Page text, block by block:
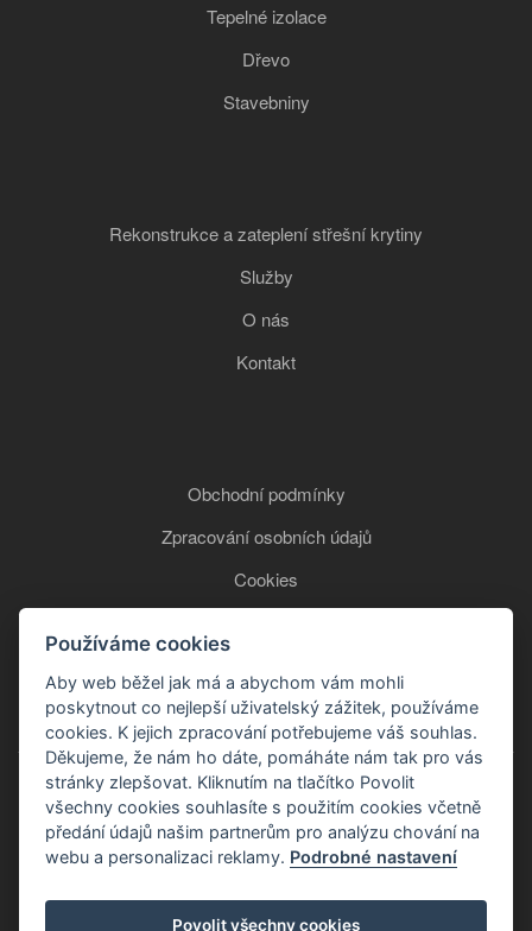
Tepelné izolace
Dřevo
Stavebniny
Rekonstrukce a zateplení střešní krytiny
Služby
O nás
Kontakt
Obchodní podmínky
Zpracování osobních údajů
Cookies
+420 777 850 465
Používáme cookies
Aby web běžel jak má a abychom vám mohli
poskytnout co nejlepší uživatelský zážitek, používáme
cookies. K jejich zpracování potřebujeme váš souhlas.
Děkujeme, že nám ho dáte, pomáháte nám tak pro vás
stránky zlepšovat. Kliknutím na tlačítko Povolit
všechny cookies souhlasíte s použitím cookies včetně
předání údajů našim partnerům pro analýzu chování na
webu a personalizaci reklamy. Podrobné nastavení
Povolit všechny cookies